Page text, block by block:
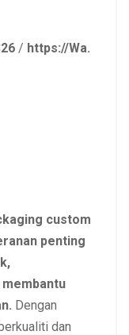
/ https://Wa.
custom
penting
Dengan
dan